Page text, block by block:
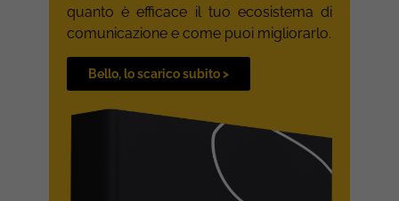
quanto è efficace il tuo ecosistema di
comunicazione e come puoi migliorarlo.
Bello, lo scarico subito >